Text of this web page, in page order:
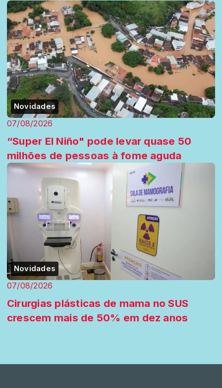
Novidades
07/08/2026
“Super El Niño" pode levar quase 50
milhões de pessoas à fome aguda
Novidades
07/08/2026
Cirurgias plásticas de mama no SUS
crescem mais de 50% em dez anos